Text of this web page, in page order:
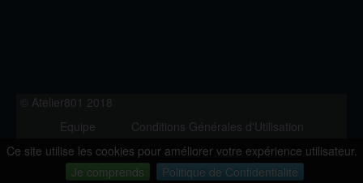
Ce site utilise les cookies pour améliorer votre expérience utilisateur.
Je comprends
Politique de Confidentialité
© Atelier801 2018
Equipe
Conditions Générales d'Utilisation
Politique de Confidentialité
Contact
Version 1.27